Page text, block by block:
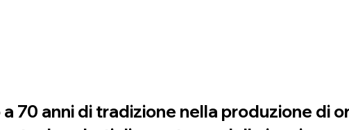
70 anni di tradizione nella produzione di